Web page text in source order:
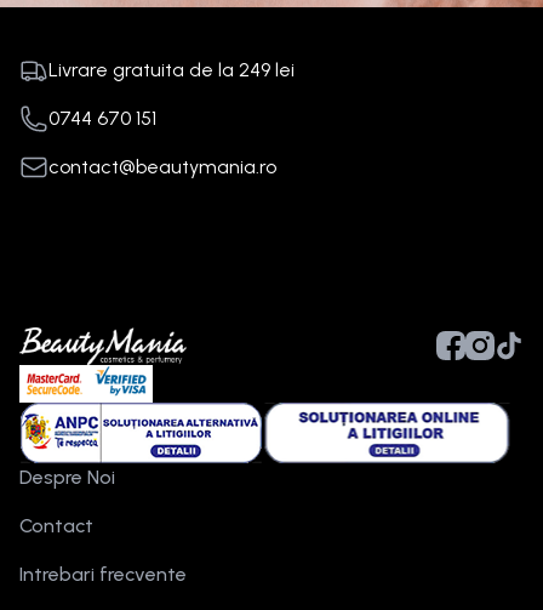
Livrare gratuita de la 249 lei
0744 670 151
contact@beautymania.ro
Despre Noi
Contact
Intrebari frecvente